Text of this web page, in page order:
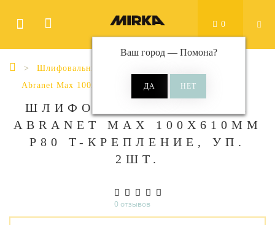
Ваш город — Помона?
0
Шлифовальные материалы
Abranet Max 100x610 мм
ШЛИФОВАЛЬНАЯ ЛЕНТА
ABRANET MAX 100X610ММ
P80 T-КРЕПЛЕНИЕ, УП.
2ШТ.
0 отзывов